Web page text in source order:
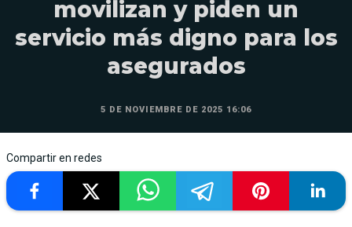
movilizan y piden un
servicio más digno para los
asegurados
5 DE NOVIEMBRE DE 2025 16:06
Compartir en redes